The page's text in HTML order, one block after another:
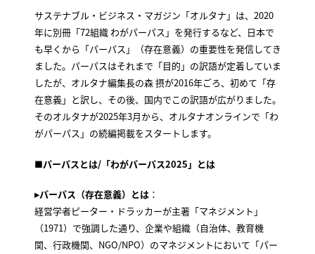
サステナブル・ビジネス・マガジン「オルタナ」は、2020
年に別冊「72組織 わがパーパス」を発行するなど、日本で
も早くから「パーパス」（存在意義）の重要性を発信してき
ました。パーパスはそれまで「目的」の訳語が定着していま
したが、オルタナ編集長の森 摂が2016年ごろ、初めて「存
在意義」と訳し、その後、国内でこの訳語が広がりました。
そのオルタナが2025年3月から、オルタナオンラインで「わ
がパーパス」の続編掲載をスタートします。
■パーパスとは/「わがパーパス2025」とは
▸パーパス（存在意義）とは：
経営学者ピーター・ドラッカーが主著「マネジメント」
（1971）で強調した通り、企業や組織（自治体、教育機
関、行政機関、NGO/NPO）のマネジメントにおいて「パー